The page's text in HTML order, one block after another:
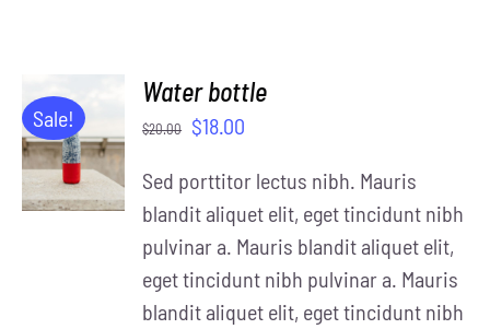
Sale!
ADD TO
CART
/
DETAILS
Water bottle
$20.00 $18.00
Sed porttitor lectus nibh. Mauris
blandit aliquet elit, eget tincidunt nibh
pulvinar a. Mauris blandit aliquet elit,
eget tincidunt nibh pulvinar a. Mauris
blandit aliquet elit, eget tincidunt nibh